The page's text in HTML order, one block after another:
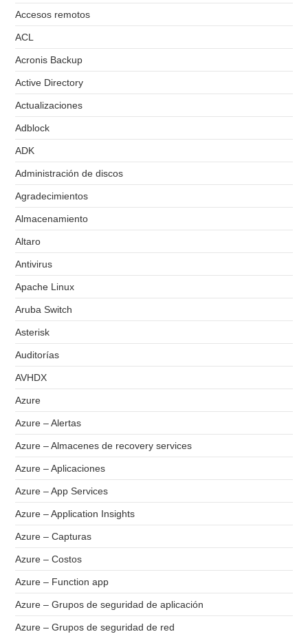
Accesos remotos
ACL
Acronis Backup
Active Directory
Actualizaciones
Adblock
ADK
Administración de discos
Agradecimientos
Almacenamiento
Altaro
Antivirus
Apache Linux
Aruba Switch
Asterisk
Auditorías
AVHDX
Azure
Azure – Alertas
Azure – Almacenes de recovery services
Azure – Aplicaciones
Azure – App Services
Azure – Application Insights
Azure – Capturas
Azure – Costos
Azure – Function app
Azure – Grupos de seguridad de aplicación
Azure – Grupos de seguridad de red